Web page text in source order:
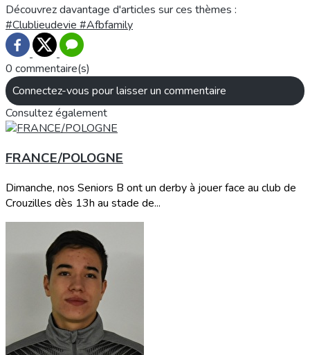
Découvrez davantage d'articles sur ces thèmes :
#Clublieudevie#Afbfamily
0 commentaire(s)
Connectez-vous pour laisser un commentaire
Consultez également
FRANCE/POLOGNE
Dimanche, nos Seniors B ont un derby à jouer face au club de
Crouzilles dès 13h au stade de...